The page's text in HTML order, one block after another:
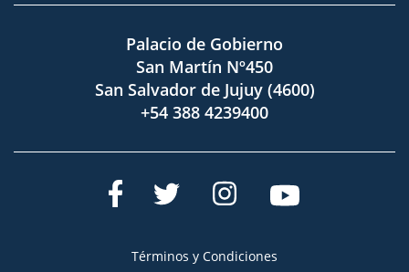
Palacio de Gobierno
San Martín Nº450
San Salvador de Jujuy (4600)
+54 388 4239400
Términos y Condiciones